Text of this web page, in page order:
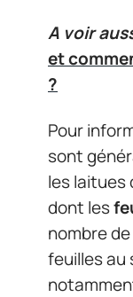
A voir
et
?
Pour
sont
les laitues
dont les
nombre
feuilles au